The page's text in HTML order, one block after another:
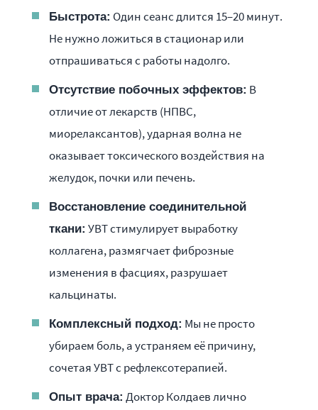
Быстрота: Один сеанс длится 15–20 минут.
Не нужно ложиться в стационар или
отпрашиваться с работы надолго.
Отсутствие побочных эффектов: В
отличие от лекарств (НПВС,
миорелаксантов), ударная волна не
оказывает токсического воздействия на
желудок, почки или печень.
Восстановление соединительной
ткани: УВТ стимулирует выработку
коллагена, размягчает фиброзные
изменения в фасциях, разрушает
кальцинаты.
Комплексный подход: Мы не просто
убираем боль, а устраняем её причину,
сочетая УВТ с рефлексотерапией.
Опыт врача: Доктор Колдаев лично